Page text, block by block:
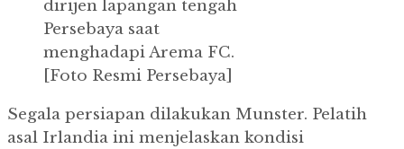
dirijen lapangan tengah
Persebaya saat
menghadapi Arema FC.
[Foto Resmi Persebaya]
Segala persiapan dilakukan Munster. Pelatih
asal Irlandia ini menjelaskan kondisi